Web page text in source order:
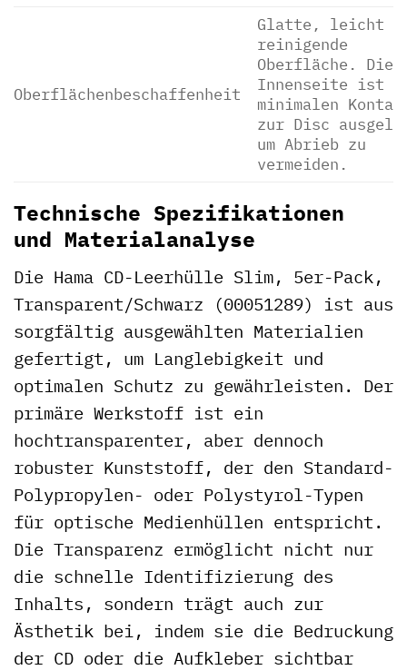
Oberflächenbeschaffenheit
Glatte, leicht
reinigende
Oberfläche. Die
Innenseite ist
minimalen
zur Disc
um Abrieb zu
vermeiden.
Technische Spezifikationen
und Materialanalyse
Die Hama CD-Leerhülle Slim, 5er-Pack,
Transparent/Schwarz (00051289) ist aus
sorgfältig ausgewählten Materialien
gefertigt, um Langlebigkeit und
optimalen Schutz zu gewährleisten. Der
primäre Werkstoff ist ein
hochtransparenter, aber dennoch
robuster Kunststoff, der den Standard-
Polypropylen- oder Polystyrol-Typen
für optische Medienhüllen entspricht.
Die Transparenz ermöglicht nicht nur
die schnelle Identifizierung des
Inhalts, sondern trägt auch zur
Ästhetik bei, indem sie die Bedruckung
der CD oder die Aufkleber sichtbar